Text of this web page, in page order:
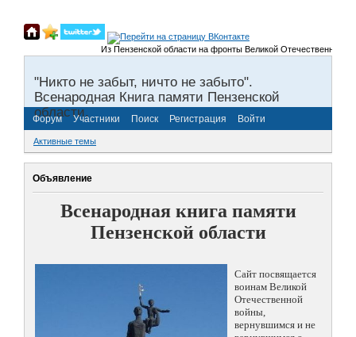
Из Пензенской области на фронты Великой Отечественной
"Никто не забыт, ничто не забыто".
Всенародная Книга памяти Пензенской
области.
Форум Участники Поиск Регистрация Войти
Активные темы
Объявление
Всенародная книга памяти
Пензенской области
Сайт посвящается
воинам Великой
Отечественной
войны,
вернувшимся и не